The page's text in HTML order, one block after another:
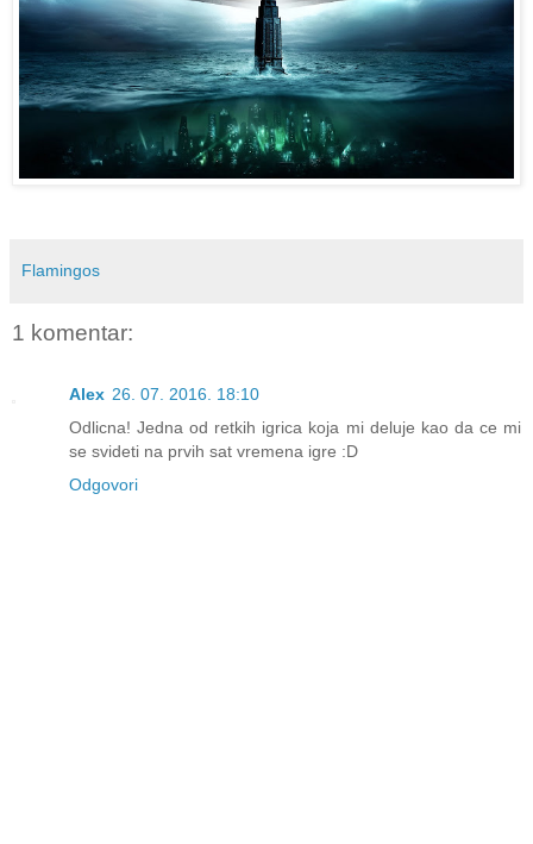
Flamingos
1 komentar:
Alex 26. 07. 2016. 18:10
Odlicna! Jedna od retkih igrica koja mi deluje kao da ce mi
se svideti na prvih sat vremena igre :D
Odgovori